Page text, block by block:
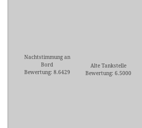
Nachtstimmung an
Bord
Bewertung: 8.6429
Alte Tankstelle
Bewertung: 6.5000